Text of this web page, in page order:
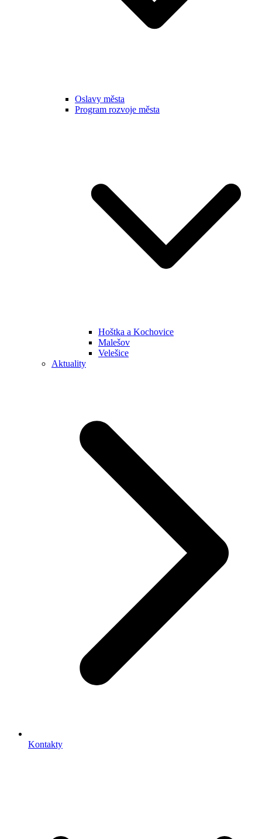
Oslavy města
Program rozvoje města
Hoštka a Kochovice
Malešov
Velešice
Aktuality
Kontakty